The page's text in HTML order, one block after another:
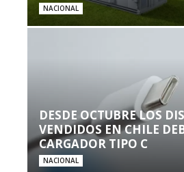
NACIONAL
DESDE OCTUBRE LOS
VENDIDOS EN CHILE
CARGADOR TIPO C
NACIONAL